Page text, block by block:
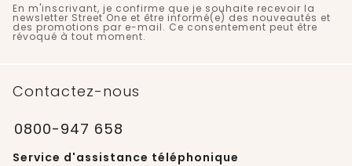
En m'inscrivant, je confirme que je souhaite recevoir la
newsletter Street One et être informé(e) des nouveautés et
des promotions par e-mail. Ce consentement peut être
révoqué à tout moment.
Contactez-nous
0800-947 658
Service d'assistance téléphonique